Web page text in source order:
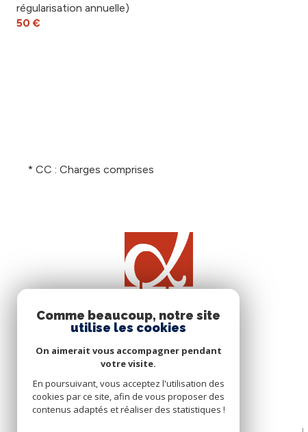
régularisation annuelle)
50 €
* CC : Charges comprises
Comme beaucoup, notre site
utilise les cookies
On aimerait vous accompagner pendant
votre visite.
En poursuivant, vous acceptez l'utilisation des
cookies par ce site, afin de vous proposer des
contenus adaptés et réaliser des statistiques !